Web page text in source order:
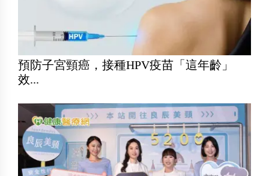
預防子宮頸癌，接種HPV疫苗「這年齡」
效...